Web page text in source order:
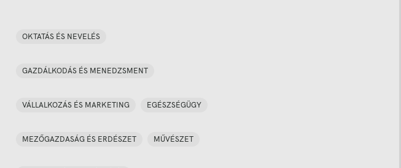
OKTATÁS ÉS NEVELÉS
GAZDÁLKODÁS ÉS MENEDZSMENT
VÁLLALKOZÁS ÉS MARKETING EGÉSZSÉGÜGY
MEZŐGAZDASÁG ÉS ERDÉSZET MŰVÉSZET